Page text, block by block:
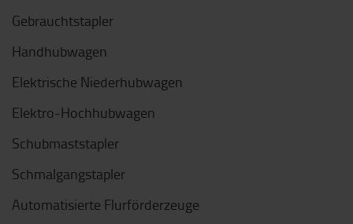
Gebrauchtstapler
Handhubwagen
Elektrische Niederhubwagen
Elektro-Hochhubwagen
Schubmaststapler
Schmalgangstapler
Automatisierte Flurförderzeuge